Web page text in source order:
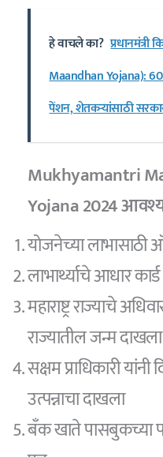
हे वाचले का?
Maandhan Yojana):
पेंशन, शेतकऱ्यांसाठी
Mukhyamantri
Yojana 2024
योजनेच्या लाभासाठी
लाभार्थ्याचे आधार कार्ड
महाराष्ट्र राज्याचे
राज्यातील जन्म दाखला
सक्षम प्राधिकारी
उत्पन्नाचा दाखला
बँक खाते पासबुकच्या